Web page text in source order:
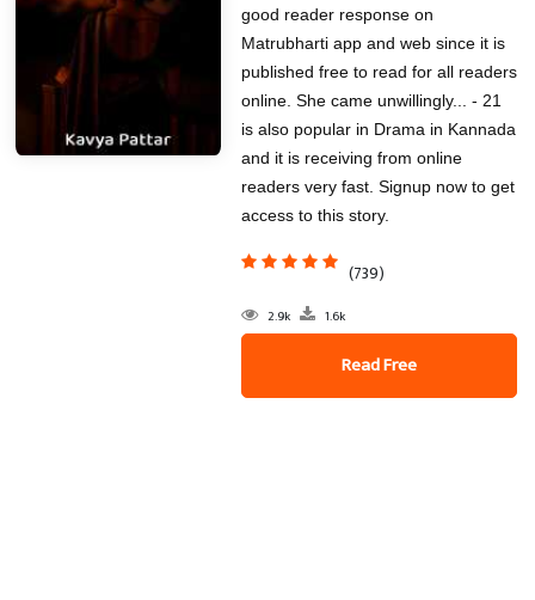
good reader response on
Matrubharti app and web since it is
published free to read for all readers
online. She came unwillingly... - 21
is also popular in Drama in Kannada
and it is receiving from online
readers very fast. Signup now to get
access to this story.
(739)
2.9k 1.6k
Read Free